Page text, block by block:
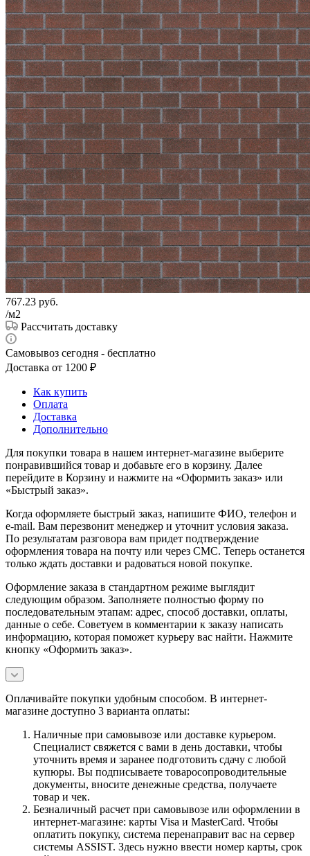
767.23 руб.
/м2
Рассчитать доставку
Самовывоз сегодня - бесплатно
Доставка от 1200 ₽
Как купить
Оплата
Доставка
Дополнительно
Для покупки товара в нашем интернет-магазине выберите
понравившийся товар и добавьте его в корзину. Далее
перейдите в Корзину и нажмите на «Оформить заказ» или
«Быстрый заказ».
Когда оформляете быстрый заказ, напишите ФИО, телефон и
e-mail. Вам перезвонит менеджер и уточнит условия заказа.
По результатам разговора вам придет подтверждение
оформления товара на почту или через СМС. Теперь останется
только ждать доставки и радоваться новой покупке.
Оформление заказа в стандартном режиме выглядит
следующим образом. Заполняете полностью форму по
последовательным этапам: адрес, способ доставки, оплаты,
данные о себе. Советуем в комментарии к заказу написать
информацию, которая поможет курьеру вас найти. Нажмите
кнопку «Оформить заказ».
Оплачивайте покупки удобным способом. В интернет-
магазине доступно 3 варианта оплаты:
Наличные при самовывозе или доставке курьером.
Специалист свяжется с вами в день доставки, чтобы
уточнить время и заранее подготовить сдачу с любой
купюры. Вы подписываете товаросопроводительные
документы, вносите денежные средства, получаете
товар и чек.
Безналичный расчет при самовывозе или оформлении в
интернет-магазине: карты Visa и MasterCard. Чтобы
оплатить покупку, система перенаправит вас на сервер
системы ASSIST. Здесь нужно ввести номер карты, срок